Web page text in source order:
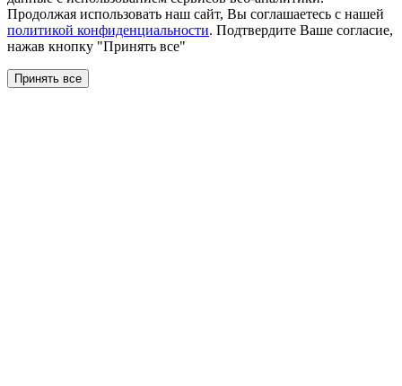
Продолжая использовать наш сайт, Вы соглашаетесь с нашей
политикой конфиденциальности. Подтвердите Ваше согласие,
нажав кнопку "Принять все"
Принять все